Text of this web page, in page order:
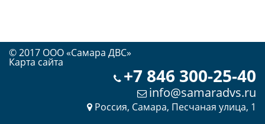
© 2017 OOO «Самара ДВС»
Карта сайта
+7 846 300-25-40
info@samaradvs.ru
Россия, Самара, Песчаная улица, 1